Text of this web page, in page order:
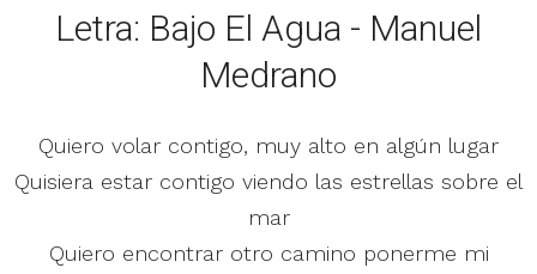
Letra: Bajo El Agua - Manuel
Medrano
Quiero volar contigo, muy alto en algún lugar
Quisiera estar contigo viendo las estrellas sobre el
mar
Quiero encontrar otro camino ponerme mi